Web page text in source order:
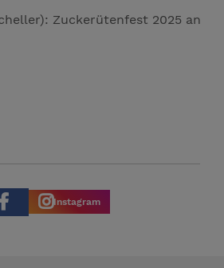
Zuckerütenfest 2025 an
Instagram